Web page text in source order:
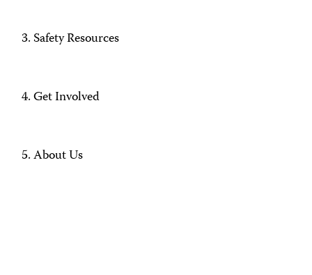
Safety Resources
Get Involved
About Us